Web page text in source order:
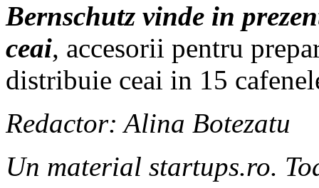
Bernschutz vinde in
ceai, accesorii pentru
distribuie ceai in 15
Redactor: Alina Botezatu
Un material startups.ro.